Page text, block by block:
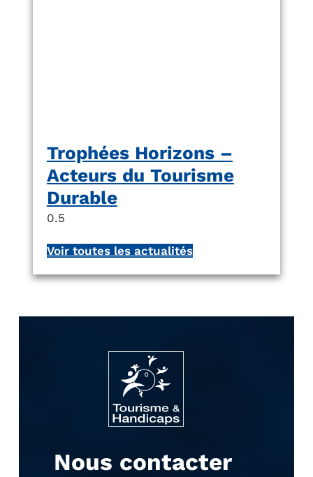
Trophées Horizons –
Acteurs du Tourisme
Durable
Voir toutes les actualités
Nous contacter